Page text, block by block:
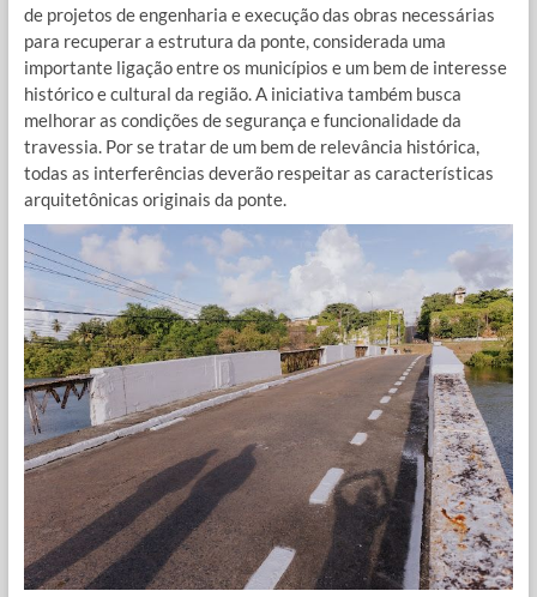
de projetos de engenharia e execução das obras necessárias
para recuperar a estrutura da ponte, considerada uma
importante ligação entre os municípios e um bem de interesse
histórico e cultural da região. A iniciativa também busca
melhorar as condições de segurança e funcionalidade da
travessia. Por se tratar de um bem de relevância histórica,
todas as interferências deverão respeitar as características
arquitetônicas originais da ponte.